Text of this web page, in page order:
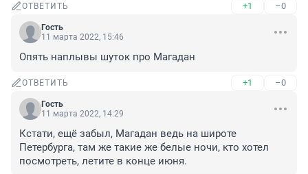
ОТВЕТИТЬ +1 –0
Гость
11 марта 2022, 15:46
Опять наплывы шуток про Магадан
ОТВЕТИТЬ +1 –0
Гость
11 марта 2022, 14:29
Кстати, ещё забыл, Магадан ведь на широте
Петербурга, там же такие же белые ночи, кто хотел
посмотреть, летите в конце июня.